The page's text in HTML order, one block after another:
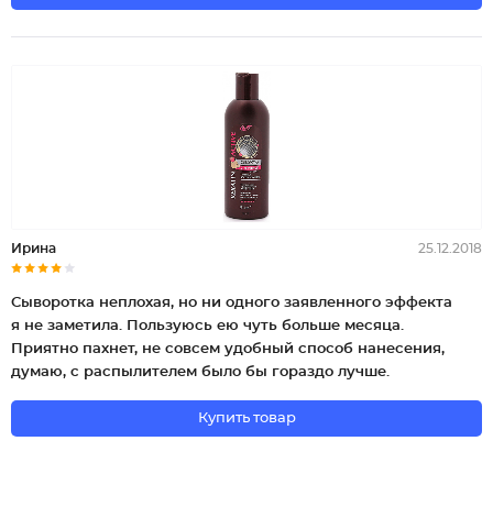
Ирина 25.12.2018
Сыворотка неплохая, но ни одного заявленного эффекта
я не заметила. Пользуюсь ею чуть больше месяца.
Приятно пахнет, не совсем удобный способ нанесения,
думаю, с распылителем было бы гораздо лучше.
Купить товар